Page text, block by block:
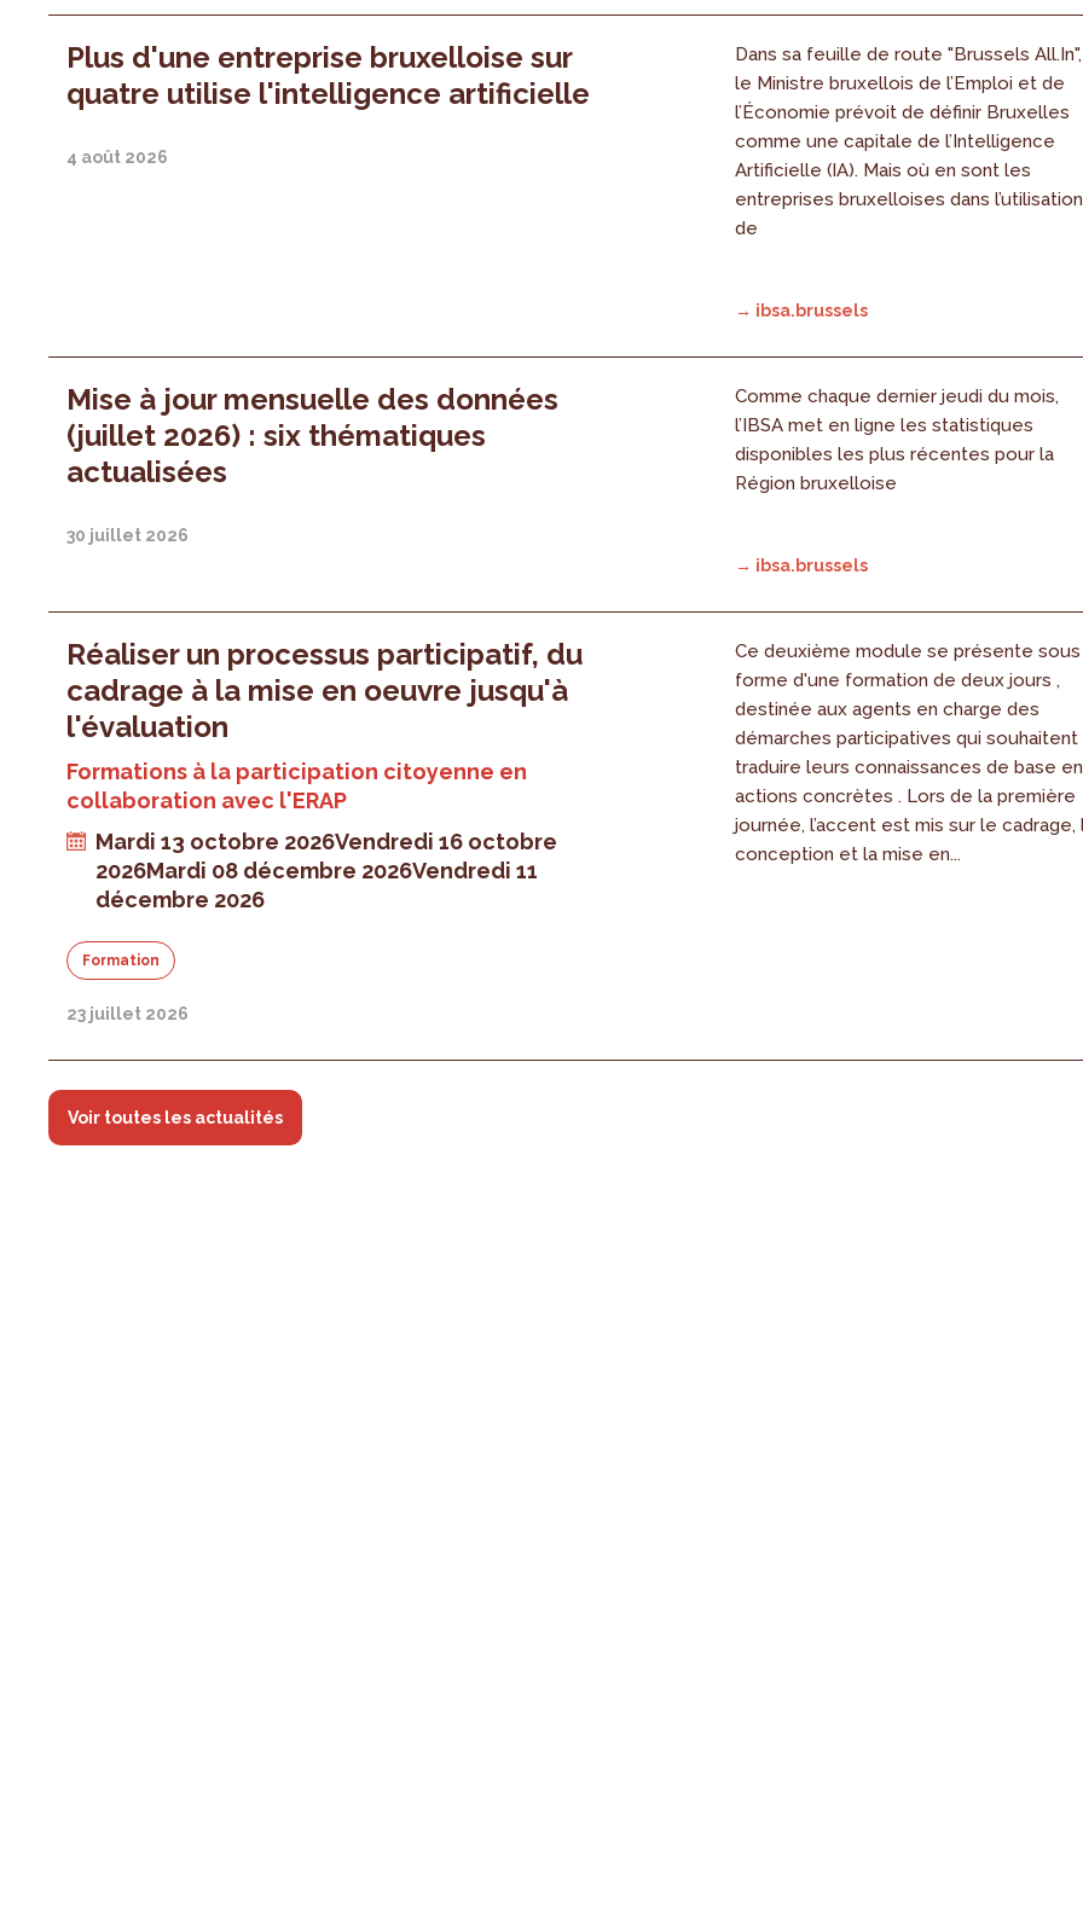
Plus d'une entreprise bruxelloise sur
quatre utilise l'intelligence artificielle
4 août 2026
Dans sa feuille de route "Brussels All.In",
le Ministre bruxellois de l’Emploi et de
l’Économie prévoit de définir Bruxelles
comme une capitale de l’Intelligence
Artificielle (IA). Mais où en sont les
entreprises bruxelloises dans l’utilisation
de
→ ibsa.brussels
Mise à jour mensuelle des données
(juillet 2026) : six thématiques
actualisées
30 juillet 2026
Comme chaque dernier jeudi du mois,
l’IBSA met en ligne les statistiques
disponibles les plus récentes pour la
Région bruxelloise
→ ibsa.brussels
Réaliser un processus participatif, du
cadrage à la mise en oeuvre jusqu'à
l'évaluation
Formations à la participation citoyenne en
collaboration avec l'ERAP
Mardi 13 octobre 2026Vendredi 16 octobre
2026Mardi 08 décembre 2026Vendredi 11
décembre 2026
Formation
23 juillet 2026
Ce deuxième module se présente sous
forme d'une formation de deux jours ,
destinée aux agents en charge des
démarches participatives qui souhaitent
traduire leurs connaissances de base en
actions concrètes . Lors de la première
journée, l’accent est mis sur le cadrage,
conception et la mise en...
Voir toutes les actualités